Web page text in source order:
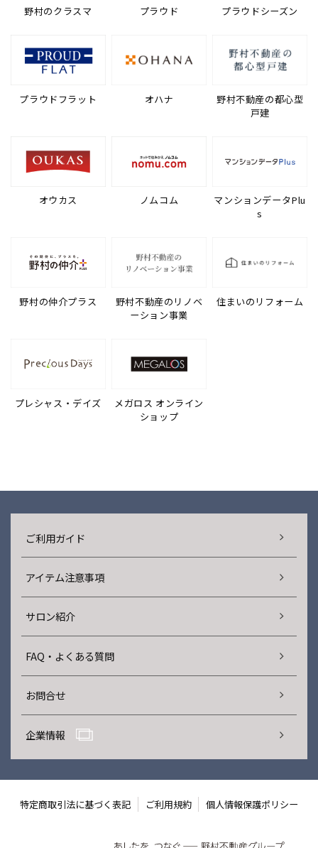
野村のクラスマ プラウド プラウドシーズン
プラウドフラット オハナ
野村不動産の都心型
戸建
オウカス ノムコム
マンションデータPlu
s
野村の仲介プラス
野村不動産のリノベ
ーション事業
住まいのリフォーム
プレシャス・デイズ
メガロス オンライン
ショップ
ご利用ガイド
アイテム注意事項
サロン紹介
FAQ・よくある質問
お問合せ
企業情報
特定商取引法に基づく表記 ご利用規約 個人情報保護ポリシー